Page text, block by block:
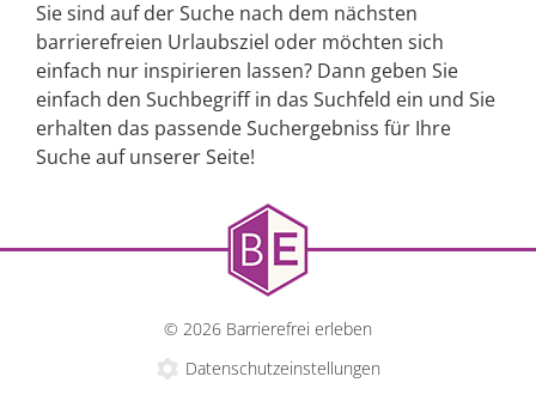
Sie sind auf der Suche nach dem nächsten
barrierefreien Urlaubsziel oder möchten sich
einfach nur inspirieren lassen? Dann geben Sie
einfach den Suchbegriff in das Suchfeld ein und Sie
erhalten das passende Suchergebniss für Ihre
Suche auf unserer Seite!
© 2026 Barrierefrei erleben
Datenschutzeinstellungen